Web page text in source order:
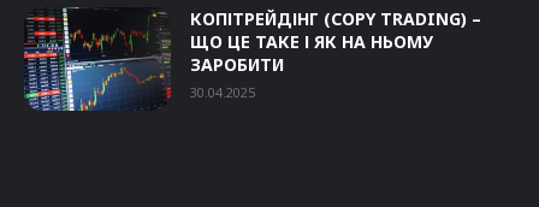
КОПІТРЕЙДІНГ (COPY TRADING) –
ЩО ЦЕ ТАКЕ І ЯК НА НЬОМУ
ЗАРОБИТИ
30.04.2025